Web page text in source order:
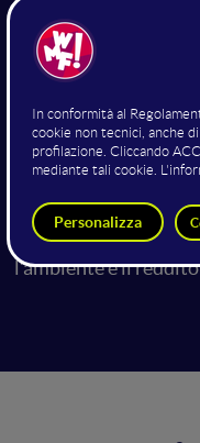
Negli ultimi anni
efficienza
informazioni solo
nei laboratori di
questa giovane
e diagnosticare
completamente
In breve la mission
l’ambiente e il